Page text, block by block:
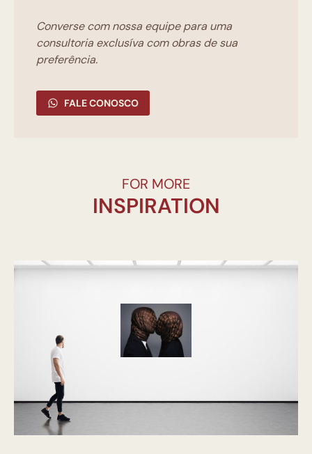
Converse com nossa equipe para uma
consultoria exclusíva com obras de sua
preferência.
FALE CONOSCO
FOR MORE
INSPIRATION